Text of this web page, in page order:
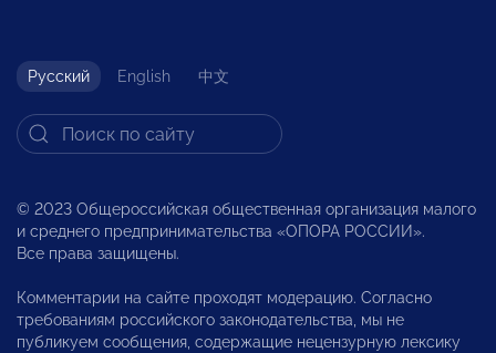
Русский English 中文
© 2023 Общероссийская общественная организация малого
и среднего предпринимательства «ОПОРА РОССИИ».
Все права защищены.
Комментарии на сайте проходят модерацию. Согласно
требованиям российского законодательства, мы не
публикуем сообщения, содержащие нецензурную лексику